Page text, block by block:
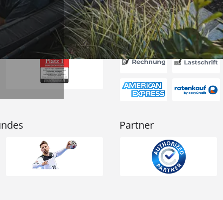
Akzeptierte
Partner